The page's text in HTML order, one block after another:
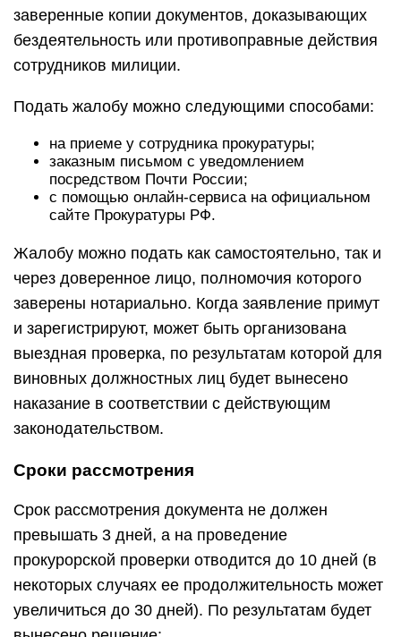
заверенные копии документов, доказывающих
бездеятельность или противоправные действия
сотрудников милиции.
Подать жалобу можно следующими способами:
на приеме у сотрудника прокуратуры;
заказным письмом с уведомлением
посредством Почти России;
с помощью онлайн-сервиса на официальном
сайте Прокуратуры РФ.
Жалобу можно подать как самостоятельно, так и
через доверенное лицо, полномочия которого
заверены нотариально. Когда заявление примут
и зарегистрируют, может быть организована
выездная проверка, по результатам которой для
виновных должностных лиц будет вынесено
наказание в соответствии с действующим
законодательством.
Сроки рассмотрения
Срок рассмотрения документа не должен
превышать 3 дней, а на проведение
прокурорской проверки отводится до 10 дней (в
некоторых случаях ее продолжительность может
увеличиться до 30 дней). По результатам будет